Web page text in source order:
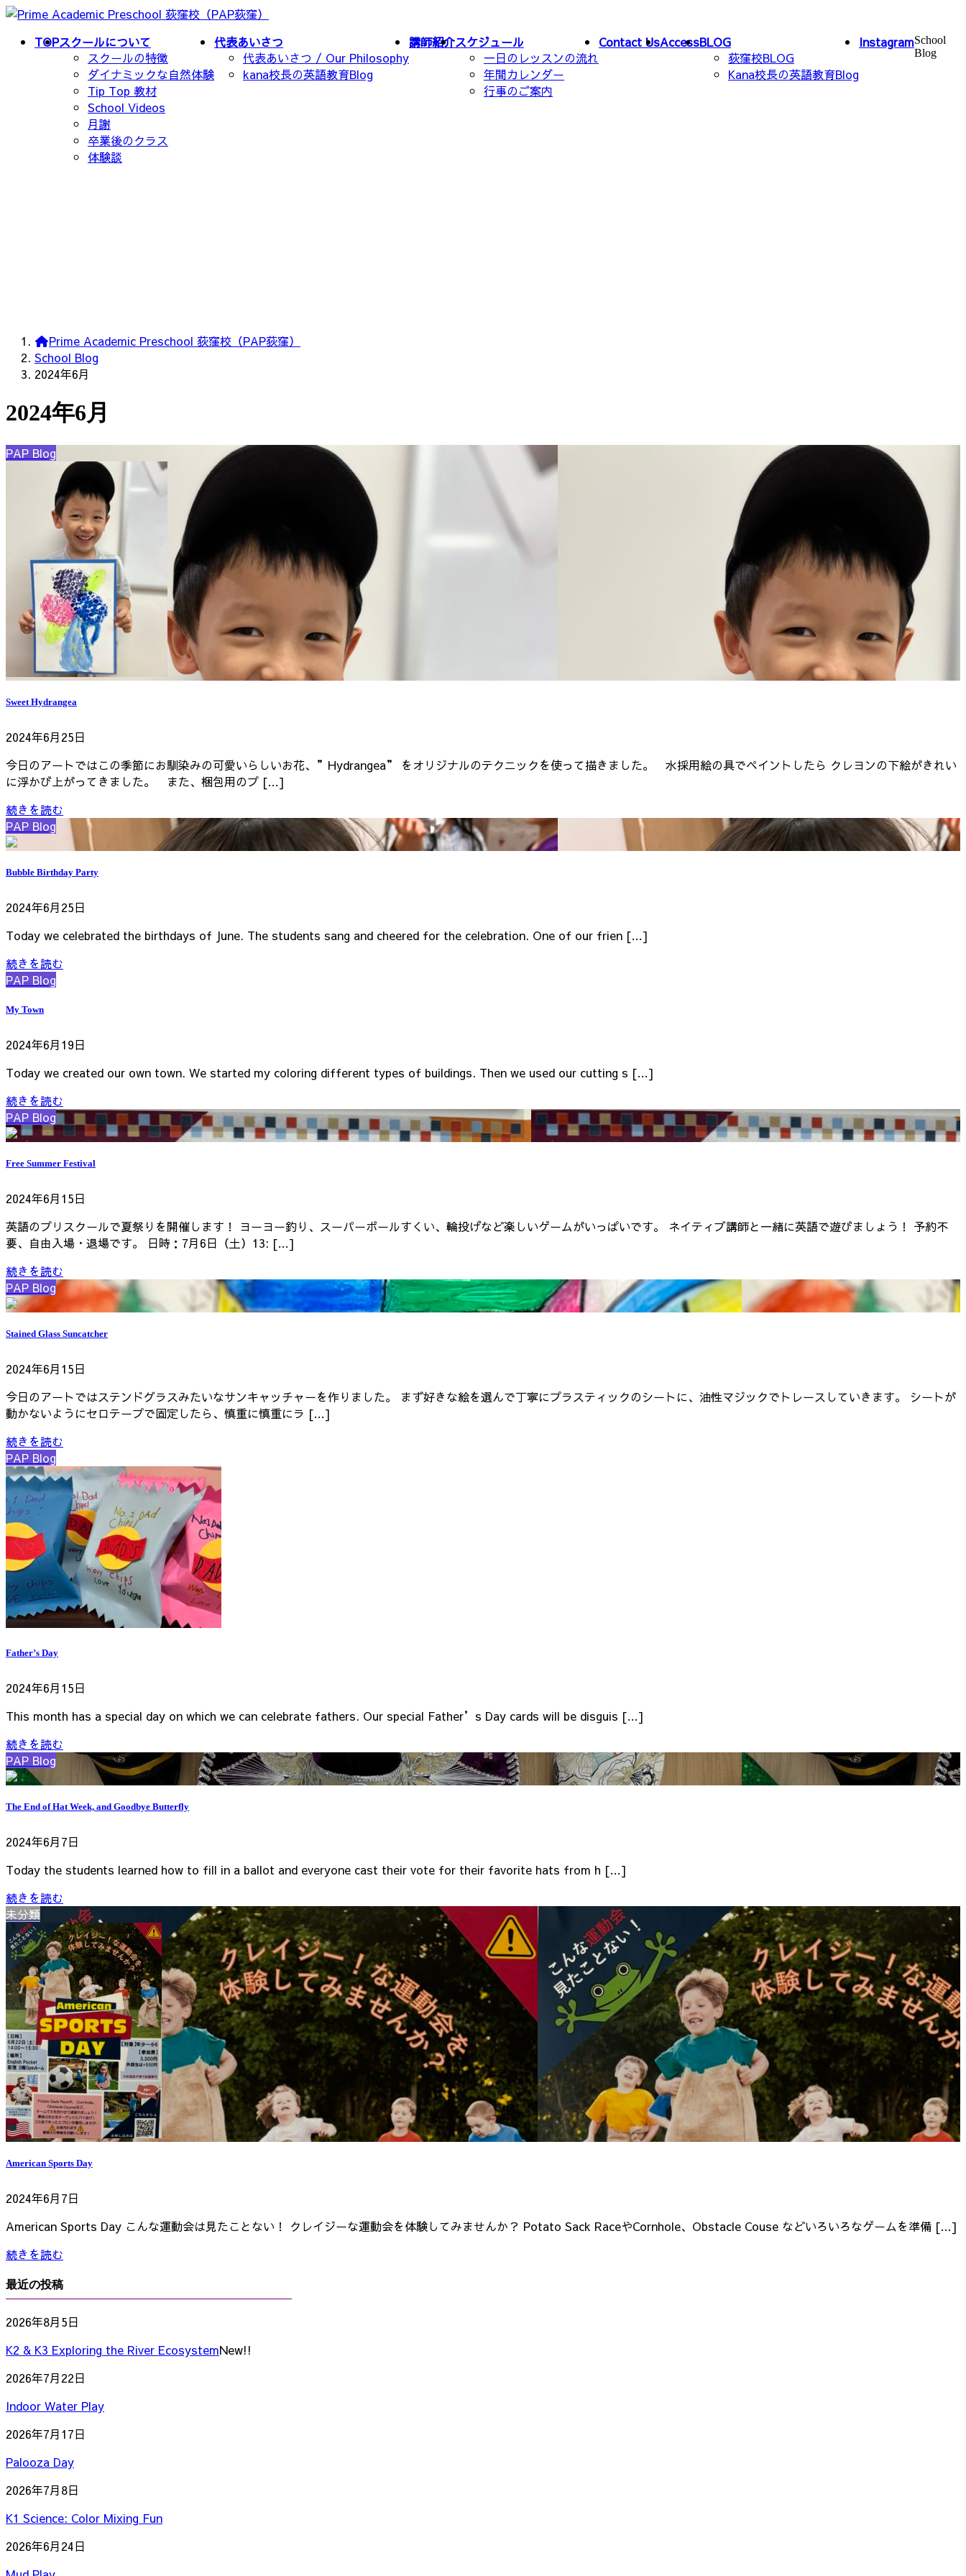
コ
ナ
TOPスクールについて
スクールの特徴
ダイナミックな自然体験
Tip Top 教材
School Videos
月謝
卒業後のクラス
体験談
代表あいさつ
代表あいさつ / Our Philosophy
kana校長の英語教育Blog
講師紹介スケジュール
一日のレッスンの流れ
年間カレンダー
行事のご案内
Contact UsAccessBLOG
荻窪校BLOG
Kana校長の英語教育Blog
InstagramSchool
Blog
Prime Academic Preschool 荻窪校（PAP荻窪）
School Blog
2024年6月
2024年6月
PAP Blog
Sweet Hydrangea
2024年6月25日
今日のアートではこの季節にお馴染みの可愛いらしいお花、”Hydrangea” をオリジナルのテクニックを使って描きました。 水採用絵の具でペイントしたら クレヨンの下絵がきれい
に浮かび上がってきました。 また、梱包用のプ […]
続きを読む
PAP Blog
Bubble Birthday Party
2024年6月25日
Today we celebrated the birthdays of June. The students sang and cheered for the celebration. One of our frien […]
続きを読む
PAP Blog
My Town
2024年6月19日
Today we created our own town. We started my coloring different types of buildings. Then we used our cutting s […]
続きを読む
PAP Blog
Free Summer Festival
2024年6月15日
英語のプリスクールで夏祭りを開催します！ ヨーヨー釣り、スーパーボールすくい、輪投げなど楽しいゲームがいっぱいです。 ネイティブ講師と一緒に英語で遊びましょう！ 予約不
要、自由入場・退場です。 日時：7月6日（土）13: […]
続きを読む
PAP Blog
Stained Glass Suncatcher
2024年6月15日
今日のアートではステンドグラスみたいなサンキャッチャーを作りました。 まず好きな絵を選んで丁寧にプラスティックのシートに、油性マジックでトレースしていきます。 シートが
動かないようにセロテープで固定したら、慎重に慎重にラ […]
続きを読む
PAP Blog
Father’s Day
2024年6月15日
This month has a special day on which we can celebrate fathers. Our special Father’s Day cards will be disguis […]
続きを読む
PAP Blog
The End of Hat Week, and Goodbye Butterfly
2024年6月7日
Today the students learned how to fill in a ballot and everyone cast their vote for their favorite hats from h […]
続きを読む
未分類
American Sports Day
2024年6月7日
American Sports Day こんな運動会は見たことない！ クレイジーな運動会を体験してみませんか？ Potato Sack RaceやCornhole、Obstacle Couse などいろいろなゲームを準備 […]
続きを読む
最近の投稿
2026年8月5日
K2 & K3 Exploring the River EcosystemNew!!
2026年7月22日
Indoor Water Play
2026年7月17日
Palooza Day
2026年7月8日
K1 Science: Color Mixing Fun
2026年6月24日